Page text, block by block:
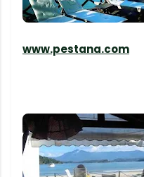
www.pestana.com